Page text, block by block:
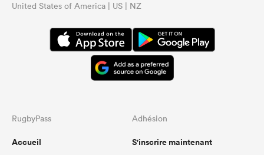
United States of America | US | NZ
RugbyPass
Accueil
Adhésion
S'inscrire maintenant